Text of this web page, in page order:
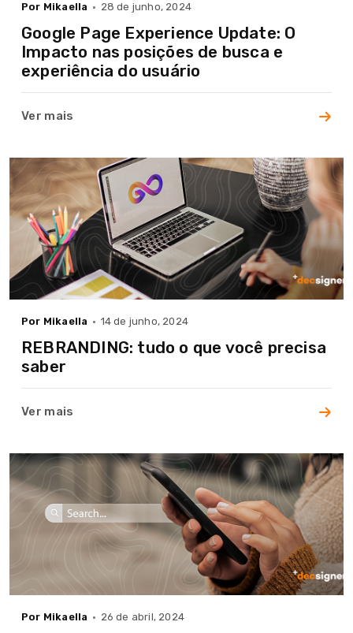
Home
A Agência
Serviços
Blog
Contato
Por Mikaella 28 de junho, 2024
Google Page Experience Update: O
Impacto nas posições de busca e
experiência do usuário
Ver mais
Por Mikaella 14 de junho, 2024
REBRANDING: tudo o que você precisa
saber
Ver mais
Por Mikaella 26 de abril, 2024